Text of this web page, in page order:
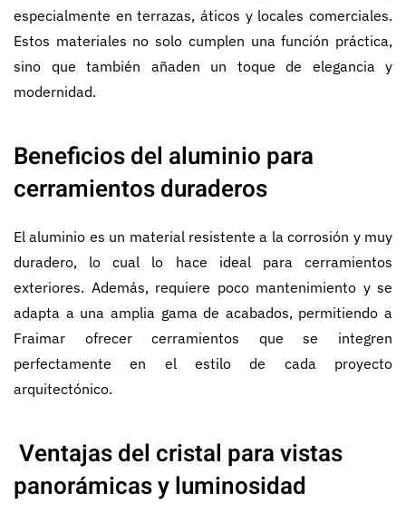
especialmente en terrazas, áticos y locales comerciales.
Estos materiales no solo cumplen una función práctica,
sino que también añaden un toque de elegancia y
modernidad.
Beneficios del aluminio para
cerramientos duraderos
El aluminio es un material resistente a la corrosión y muy
duradero, lo cual lo hace ideal para cerramientos
exteriores. Además, requiere poco mantenimiento y se
adapta a una amplia gama de acabados, permitiendo a
Fraimar ofrecer cerramientos que se integren
perfectamente en el estilo de cada proyecto
arquitectónico.
Ventajas del cristal para vistas
panorámicas y luminosidad